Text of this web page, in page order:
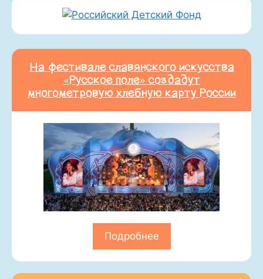
На фестивале славянского искусства
«Русское поле» создадут
многометровую хлебную карту России
Подробнее